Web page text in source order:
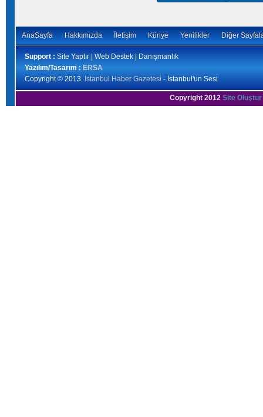
AnaSayfa Hakkımızda İletişim Künye Yenilikler Diğer
Support : Site Yaptır | Web Destek | Danışmanlık
Yazılım/Tasarım : ERSA
Copyright © 2013. İstanbul Haber Gazetesi - İstanbul'un Sesi
Copyright 2012 Site Oluştur